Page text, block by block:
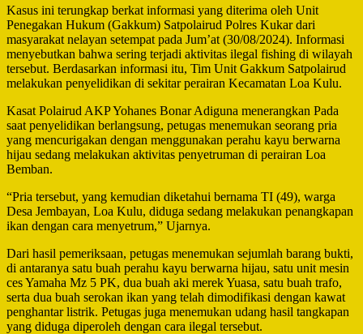
Kasus ini terungkap berkat informasi yang diterima oleh Unit
Penegakan Hukum (Gakkum) Satpolairud Polres Kukar dari
masyarakat nelayan setempat pada Jum’at (30/08/2024). Informasi
menyebutkan bahwa sering terjadi aktivitas ilegal fishing di wilayah
tersebut. Berdasarkan informasi itu, Tim Unit Gakkum Satpolairud
melakukan penyelidikan di sekitar perairan Kecamatan Loa Kulu.
Kasat Polairud AKP Yohanes Bonar Adiguna menerangkan Pada
saat penyelidikan berlangsung, petugas menemukan seorang pria
yang mencurigakan dengan menggunakan perahu kayu berwarna
hijau sedang melakukan aktivitas penyetruman di perairan Loa
Bemban.
“Pria tersebut, yang kemudian diketahui bernama TI (49), warga
Desa Jembayan, Loa Kulu, diduga sedang melakukan penangkapan
ikan dengan cara menyetrum,” Ujarnya.
Dari hasil pemeriksaan, petugas menemukan sejumlah barang bukti,
di antaranya satu buah perahu kayu berwarna hijau, satu unit mesin
ces Yamaha Mz 5 PK, dua buah aki merek Yuasa, satu buah trafo,
serta dua buah serokan ikan yang telah dimodifikasi dengan kawat
penghantar listrik. Petugas juga menemukan udang hasil tangkapan
yang diduga diperoleh dengan cara ilegal tersebut.